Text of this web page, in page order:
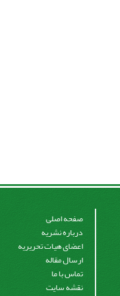
صفحه اصلی
درباره نشریه
اعضای هیات تحریریه
ارسال مقاله
تماس با ما
نقشه سایت